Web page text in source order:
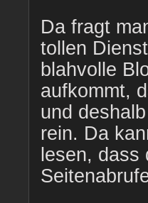
Da fragt
tollen
blahvolle
aufkommt,
und
rein. Da
lesen, dass